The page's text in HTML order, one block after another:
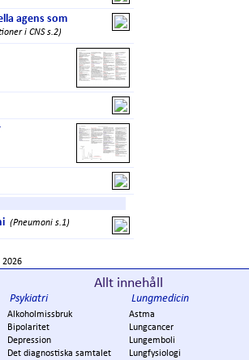
agens som
i CNS s.2)
(Pneumoni s.1)
2026
Allt innehåll
Psykiatri
Alkoholmissbruk
Bipolaritet
Depression
Det diagnostiska samtalet
Lungmedicin
Astma
Lungcancer
Lungemboli
Lungfysiologi